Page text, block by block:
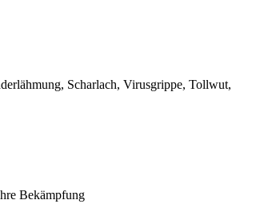
Scharlach, Virusgrippe, Tollwut,
Bekämpfung